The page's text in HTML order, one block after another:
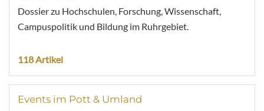
Dossier zu Hochschulen, Forschung, Wissenschaft,
Campuspolitik und Bildung im Ruhrgebiet.
118 Artikel
Events im Pott & Umland